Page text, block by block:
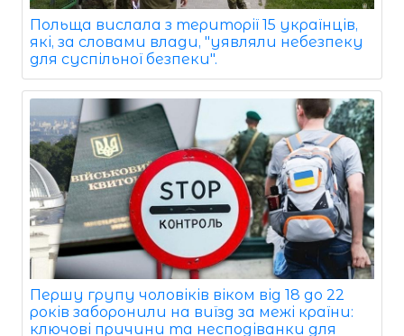
Польща вислала з території 15 українців,
які, за словами влади, "уявляли небезпеку
для суспільної безпеки".
Першу групу чоловіків віком від 18 до 22
років заборонили на виїзд за межі країни:
ключові причини та несподіванки для